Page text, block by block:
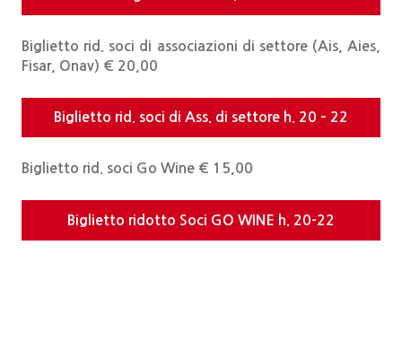
Biglietto rid. soci di associazioni di settore (Ais, Aies,
Fisar, Onav) € 20,00
Biglietto rid. soci di Ass. di settore h. 20 – 22
Biglietto rid. soci Go Wine € 15,00
Biglietto ridotto Soci GO WINE h. 20-22